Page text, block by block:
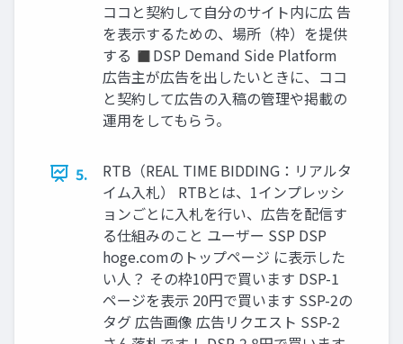
ココと契約して自分のサイト内に広 告
を表示するための、場所（枠）を提供
する ◼DSP Demand Side Platform
広告主が広告を出したいときに、ココ
と契約して広告の入稿の管理や掲載の
運用をしてもらう。
5.
RTB（REAL TIME BIDDING：リアルタ
イム入札） RTBとは、1インプレッシ
ョンごとに入札を行い、広告を配信す
る仕組みのこと ユーザー SSP DSP
hoge.comのトップページ に表示した
い人？ その枠10円で買います DSP-1
ページを表示 20円で買います SSP-2の
タグ 広告画像 広告リクエスト SSP-2